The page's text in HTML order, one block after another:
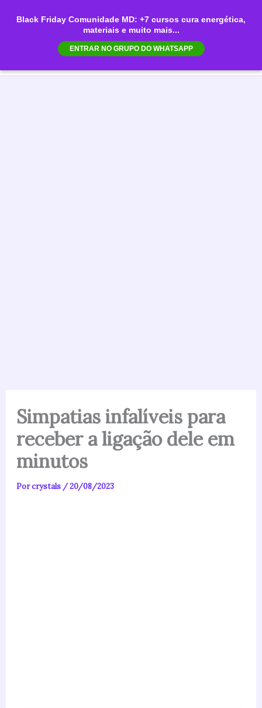
Black Friday Comunidade MD: +7 cursos cura energética,
materiais e muito mais...
ENTRAR NO GRUPO DO WHATSAPP
para
Simpatias infalíveis para
receber a ligação dele em
minutos
Porcrystals /20/08/2023